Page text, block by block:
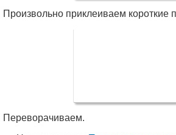
Произвольно приклеиваем короткие
Переворачиваем.